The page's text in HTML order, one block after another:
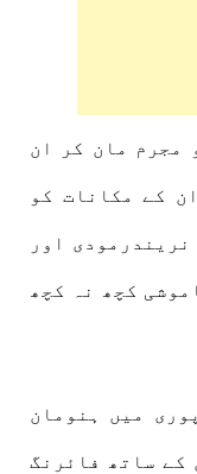
مجرم مان کر ان
کے مکانات کو
اور
کچھ نہ کچھ
میں ہنومان
کے ساتھ فائرنگ